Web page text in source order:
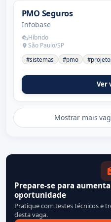
PMO Seguros
Infobase
Híbrido
São Paulo/SP
#sistemas #pmo
Ver
Mostrar mais
Prepare-se para
oportunidade
Pratique com testes técnicos e
desta vaga.